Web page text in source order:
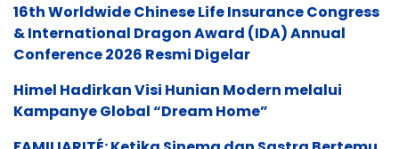
16th Worldwide Chinese Life Insurance Congress
& International Dragon Award (IDA) Annual
Conference 2026 Resmi Digelar
Himel Hadirkan Visi Hunian Modern melalui
Kampanye Global “Dream Home”